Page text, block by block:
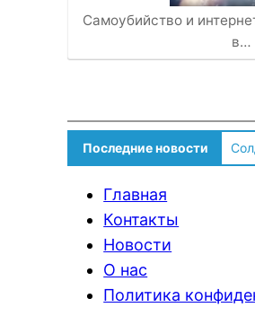
Самоубийство и
в…
Последние новости
Главная
Контакты
Новости
О нас
Политика